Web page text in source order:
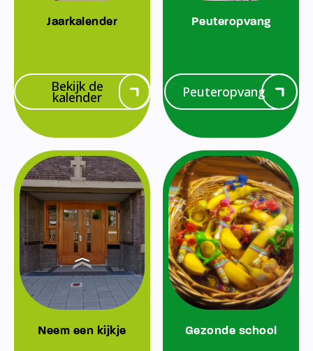
Jaarkalender
Bekijk de
kalender
Peuteropvang
Peuteropvang
Neem een kijkje Gezonde school